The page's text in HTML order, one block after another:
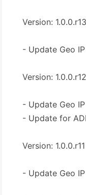
Version: 1.0.0.r13
- Update Geo
Version: 1.0.0.r12
- Update Geo
- Update for
Version: 1.0.0.r11
- Update Geo